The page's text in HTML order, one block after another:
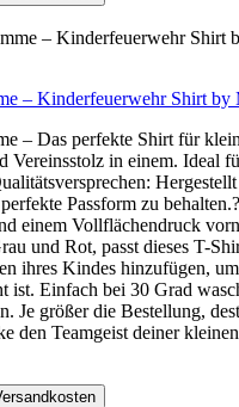
– Kinderfeuerwehr Shirt
– Das perfekte Shirt für
Vereinsstolz in einem. Ideal
Passform zu
einem Vollflächendruck
und Rot, passt dieses T-
ihres Kindes hinzufügen,
ist. Einfach bei 30 Grad
Je größer die Bestellung,
den Teamgeist deiner